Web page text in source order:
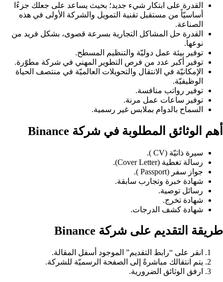
القدرة على ابتكار شيء جديد؛ بحيث يساعد على جعلك جزءًا
أساسيّاً من مستقبل تقنية التمويل والشركة الأولى في هذه
الصناعة.
القدرة حل المشاكل التجارية بسرعة قصوى، بشكل فريد من
نوعها.
توفير بيئة عمل دوليّة والتنظيم المسطح.
توفير أكبر عدد من فرص التطوير المهني في شركة مطوّرة.
الإمكانيّة في الانتقال والتحويلات العالميّة في منتصف الحياة
الوظيفيّة.
توفير رواتب منافسة.
توفير ساعات عمل مرنة.
السماح بالدوام بملابس غير رسمية.
أهم الوثائق المطلوبة في شركة Binance
سيرة ذاتيّة (CV ).
رسالة تغطية (Cover Letter).
جواز سفر (Passport ).
شهادة خبرة وتجارب سابقة.
رسائل توصية.
شهادة تخرج.
شهادة كشف الدرجات.
طريقة التقديم على شركة Binance
انقر على “رابط التقديم” الموجود أسفل المقالة.
يتم انتقالك مباشرةً إلى الصفحة الرسميّة للشركة.
ارفق الوثائق الضرورية.